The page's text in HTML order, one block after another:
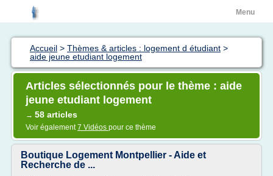
Menu
Accueil > Thèmes & articles : logement d étudiant >
aide jeune etudiant logement
Articles sélectionnés pour le thème : aide
jeune etudiant logement
→ 58 articles
Voir également7 Vidéos pour ce thème
Boutique Logement Montpellier - Aide et
Recherche de ...